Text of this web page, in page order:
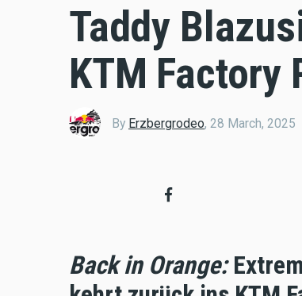
Taddy
KTM Factory
By Erzbergrodeo, 28 March, 2025
Back in Orange: